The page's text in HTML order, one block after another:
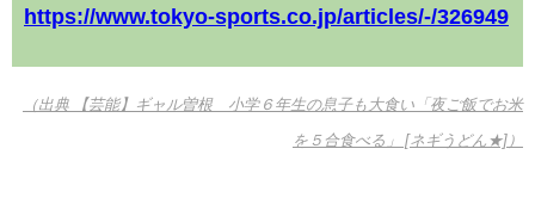
https://www.tokyo-sports.co.jp/articles/-/326949
（出典 【芸能】ギャル曽根 小学６年生の息子も大食い「夜ご飯でお米
を５合食べる」 [ネギうどん★]）